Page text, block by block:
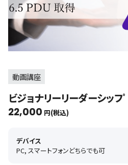
動画講座
ビジョナリーリーダーシッフﾟ
22,000 円(税込)
デバイス
PC, スマートフォンどちらでも可